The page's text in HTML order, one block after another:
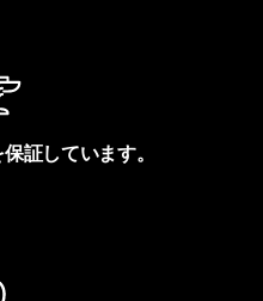
証しています。